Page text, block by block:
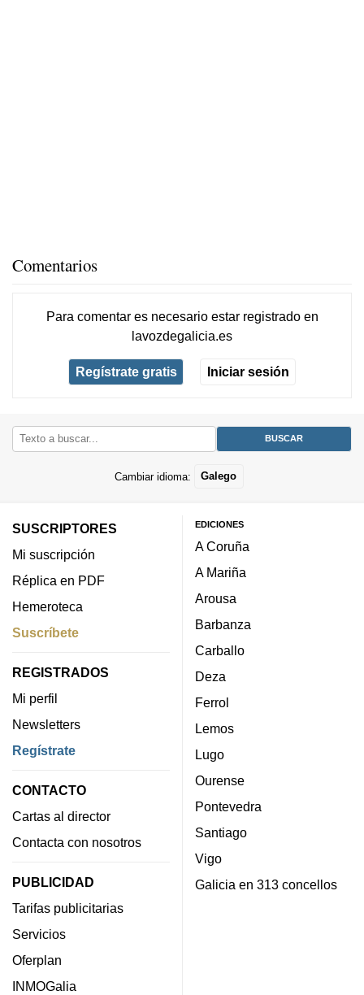
Comentarios
Para comentar es necesario estar registradoen
lavozdegalicia.es
Regístrate gratis Iniciar sesión
Cambiar idioma: Galego
SUSCRIPTORES
Mi suscripción
Réplica en PDF
Hemeroteca
Suscríbete
REGISTRADOS
Mi perfil
Newsletters
Regístrate
CONTACTO
Cartas al director
Contacta con nosotros
PUBLICIDAD
Tarifas publicitarias
Servicios
Oferplan
INMOGalia
EDICIONES
A Coruña
A Mariña
Arousa
Barbanza
Carballo
Deza
Ferrol
Lemos
Lugo
Ourense
Pontevedra
Santiago
Vigo
Galicia en 313 concellos